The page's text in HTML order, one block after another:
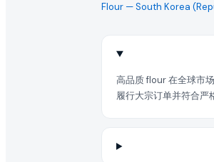
什么是成功的 flour 报价?
成功的报价提供有竞争力的批量价格、
在 EximNext 查看采购需求是否免
浏览采购需求目录是免费的。但提交报
Flour — South Korea
高品质 flour 在全球市
履行大宗订单并符合严